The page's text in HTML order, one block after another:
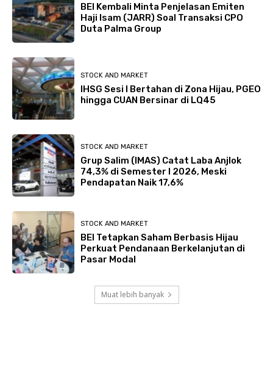
BEI Kembali Minta Penjelasan Emiten
Haji Isam (JARR) Soal Transaksi CPO
Duta Palma Group
STOCK AND MARKET
IHSG Sesi I Bertahan di Zona Hijau, PGEO
hingga CUAN Bersinar di LQ45
STOCK AND MARKET
Grup Salim (IMAS) Catat Laba Anjlok
74,3% di Semester I 2026, Meski
Pendapatan Naik 17,6%
STOCK AND MARKET
BEI Tetapkan Saham Berbasis Hijau
Perkuat Pendanaan Berkelanjutan di
Pasar Modal
Muat lebih banyak